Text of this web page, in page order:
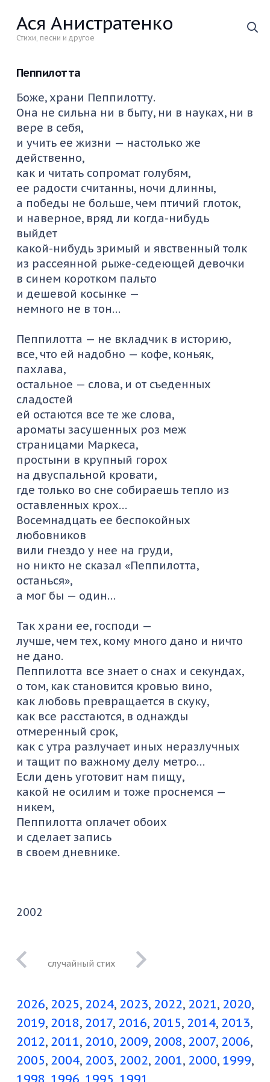
Ася Анистратенко
Стихи, песни и другое
Пеппилотта
Боже, храни Пеппилотту.
Она не сильна ни в быту, ни в науках, ни в
вере в себя,
и учить ее жизни — настолько же
действенно,
как и читать сопромат голубям,
ее радости считанны, ночи длинны,
а победы не больше, чем птичий глоток,
и наверное, вряд ли когда-нибудь
выйдет
какой-нибудь зримый и явственный толк
из рассеянной рыже-седеющей девочки
в синем коротком пальто
и дешевой косынке —
немного не в тон…
Пеппилотта — не вкладчик в историю,
все, что ей надобно — кофе, коньяк,
пахлава,
остальное — слова, и от съеденных
сладостей
ей остаются все те же слова,
ароматы засушенных роз меж
страницами Маркеса,
простыни в крупный горох
на двуспальной кровати,
где только во сне собираешь тепло из
оставленных крох…
Восемнадцать ее беспокойных
любовников
вили гнездо у нее на груди,
но никто не сказал «Пеппилотта,
останься»,
а мог бы — один…
Так храни ее, господи —
лучше, чем тех, кому много дано и ничто
не дано.
Пеппилотта все знает о снах и секундах,
о том, как становится кровью вино,
как любовь превращается в скуку,
как все расстаются, в однажды
отмеренный срок,
как с утра разлучает иных неразлучных
и тащит по важному делу метро…
Если день уготовит нам пищу,
какой не осилим и тоже проснемся —
никем,
Пеппилотта оплачет обоих
и сделает запись
в своем дневнике.
2002
скажем, тащит
2026 2025 2024 2023 2022 2021 2020
2019 2018 2017 2016 2015 2014 2013
2012 2011 2010 2009 2008 2007 2006
2005 2004 2003 2002 2001 2000 1999
1998 1996 1995 1991